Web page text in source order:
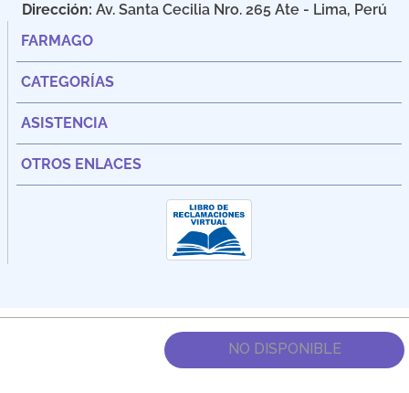
NO DISPONIBLE
Dirección: Av. Santa Cecilia Nro. 265 Ate - Lima, Perú
FARMAGO
CATEGORÍAS
ASISTENCIA
OTROS ENLACES